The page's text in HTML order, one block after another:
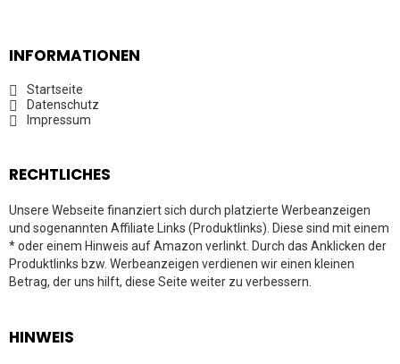
INFORMATIONEN
Startseite
Datenschutz
Impressum
RECHTLICHES
Unsere Webseite finanziert sich durch platzierte Werbeanzeigen
und sogenannten Affiliate Links (Produktlinks). Diese sind mit einem
* oder einem Hinweis auf Amazon verlinkt. Durch das Anklicken der
Produktlinks bzw. Werbeanzeigen verdienen wir einen kleinen
Betrag, der uns hilft, diese Seite weiter zu verbessern.
HINWEIS